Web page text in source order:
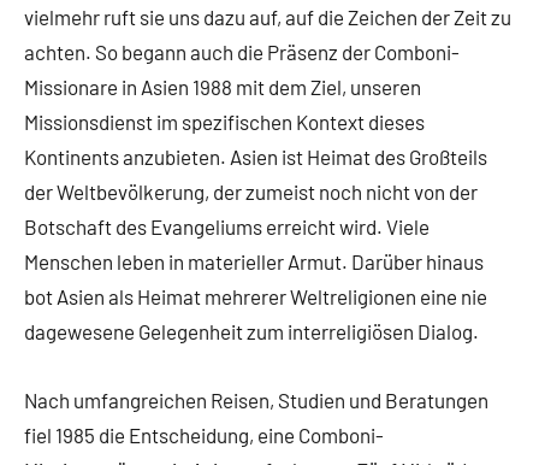
vielmehr ruft sie uns dazu auf, auf die Zeichen der Zeit zu
achten. So begann auch die Präsenz der Comboni-
Missionare in Asien 1988 mit dem Ziel, unseren
Missionsdienst im spezifischen Kontext dieses
Kontinents anzubieten. Asien ist Heimat des Großteils
der Weltbevölkerung, der zumeist noch nicht von der
Botschaft des Evangeliums erreicht wird. Viele
Menschen leben in materieller Armut. Darüber hinaus
bot Asien als Heimat mehrerer Weltreligionen eine nie
dagewesene Gelegenheit zum interreligiösen Dialog.
Nach umfangreichen Reisen, Studien und Beratungen
fiel 1985 die Entscheidung, eine Comboni-